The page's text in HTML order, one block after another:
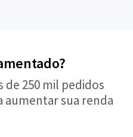
de 250 mil pedidos
aumentar sua renda